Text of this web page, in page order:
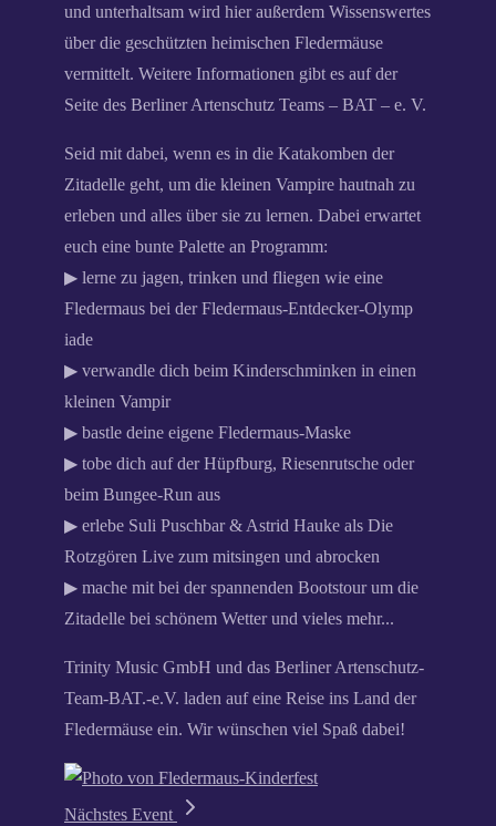
und unterhaltsam wird hier außerdem Wissenswertes
über die geschützten heimischen Fledermäuse
vermittelt. Weitere Informationen gibt es auf der
Seite des Berliner Artenschutz Teams – BAT – e. V.
Seid mit dabei, wenn es in die Katakomben der
Zitadelle geht, um die kleinen Vampire hautnah zu
erleben und alles über sie zu lernen. Dabei erwartet
euch eine bunte Palette an Programm:
▶ lerne zu jagen, trinken und fliegen wie eine
Fledermaus bei der Fledermaus-Entdecker-Olymp
iade
▶ verwandle dich beim Kinderschminken in einen
kleinen Vampir
▶ bastle deine eigene Fledermaus-Maske
▶ tobe dich auf der Hüpfburg, Riesenrutsche oder
beim Bungee-Run aus
▶ erlebe Suli Puschbar & Astrid Hauke als Die
Rotzgören Live zum mitsingen und abrocken
▶ mache mit bei der spannenden Bootstour um die
Zitadelle bei schönem Wetter und vieles mehr...
Trinity Music GmbH und das Berliner Artenschutz-
Team-BAT.-e.V. laden auf eine Reise ins Land der
Fledermäuse ein. Wir wünschen viel Spaß dabei!
Nächstes Event